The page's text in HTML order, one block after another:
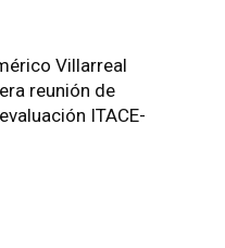
Villarreal
reunión de
ITACE-